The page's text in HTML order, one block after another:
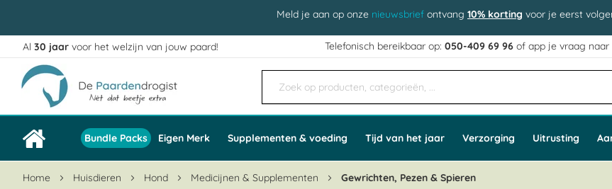
Meld je aan op onze nieuwsbrief ontvang 10% korting voor je eerst
Ga
naar
de
inhoud
Al 30 jaar voor het welzijn van jouw paard! Telefonisch bereikbaar op:050-409 69 96 of app je vraag naar
Bundle Packs Eigen Merk Supplementen & voeding Tijd van het jaar Verzorging Uitrusting
Home Huisdieren Hond Medicijnen & Supplementen Gewrichten, Pezen & Spieren